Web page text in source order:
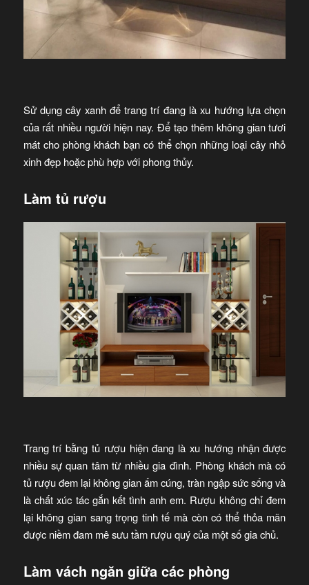
Sử dụng cây xanh để trang trí đang là xu hướng lựa chọn
của rất nhiều người hiện nay. Để tạo thêm không gian tươi
mát cho phòng khách bạn có thể chọn những loại cây nhỏ
xinh đẹp hoặc phù hợp với phong thủy.
Làm tủ rượu
Trang trí bằng tủ rượu hiện đang là xu hướng nhận được
nhiều sự quan tâm từ nhiều gia đình. Phòng khách mà có
tủ rượu đem lại không gian ấm cúng, tràn ngập sức sống và
là chất xúc tác gắn kết tình anh em. Rượu không chỉ đem
lại không gian sang trọng tinh tế mà còn có thể thỏa mãn
được niềm đam mê sưu tầm rượu quý của một số gia chủ.
Làm vách ngăn giữa các phòng